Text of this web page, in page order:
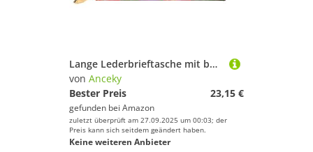
Lange Lederbrieftasche mit bunten Blumen, große Kapazität, weiche PU-Leder-Geldbörse für Damen mit mehreren Kartenfächern, Handytasche und Münzbörse mit Reißverschluss, stilvolle Handykartenhalter-Clu
von Anceky
Bester Preis
23,15 €
gefunden bei Amazon
zuletzt überprüft am 27.09.2025 um 00:03; der
Preis kann sich seitdem geändert haben.
Keine weiteren Anbieter